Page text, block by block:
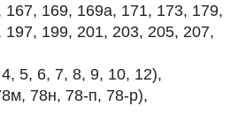
169, 169а, 171, 173, 179,
199, 201, 203, 205, 207,
5, 6, 7, 8, 9, 10, 12),
78н, 78-п, 78-р),